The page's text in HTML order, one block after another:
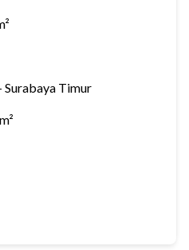
Surabaya Timur